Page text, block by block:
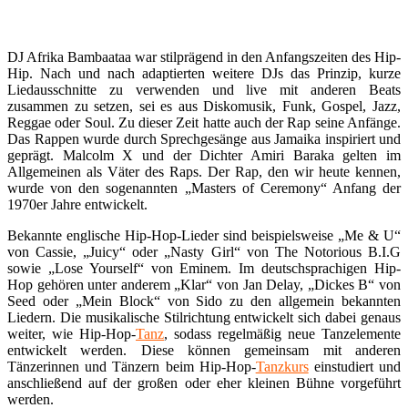
DJ Afrika Bambaataa war stilprägend in den Anfangszeiten des Hip-
Hip. Nach und nach adaptierten weitere DJs das Prinzip, kurze
Liedausschnitte zu verwenden und live mit anderen Beats
zusammen zu setzen, sei es aus Diskomusik, Funk, Gospel, Jazz,
Reggae oder Soul. Zu dieser Zeit hatte auch der Rap seine Anfänge.
Das Rappen wurde durch Sprechgesänge aus Jamaika inspiriert und
geprägt. Malcolm X und der Dichter Amiri Baraka gelten im
Allgemeinen als Väter des Raps. Der Rap, den wir heute kennen,
wurde von den sogenannten „Masters of Ceremony“ Anfang der
1970er Jahre entwickelt.
Bekannte englische Hip-Hop-Lieder sind beispielsweise „Me & U“
von Cassie, „Juicy“ oder „Nasty Girl“ von The Notorious B.I.G
sowie „Lose Yourself“ von Eminem. Im deutschsprachigen Hip-
Hop gehören unter anderem „Klar“ von Jan Delay, „Dickes B“ von
Seed oder „Mein Block“ von Sido zu den allgemein bekannten
Liedern. Die musikalische Stilrichtung entwickelt sich dabei genaus
weiter, wie Hip-Hop-Tanz, sodass regelmäßig neue Tanzelemente
entwickelt werden. Diese können gemeinsam mit anderen
Tänzerinnen und Tänzern beim Hip-Hop-Tanzkurseinstudiert und
anschließend auf der großen oder eher kleinen Bühne vorgeführt
werden.